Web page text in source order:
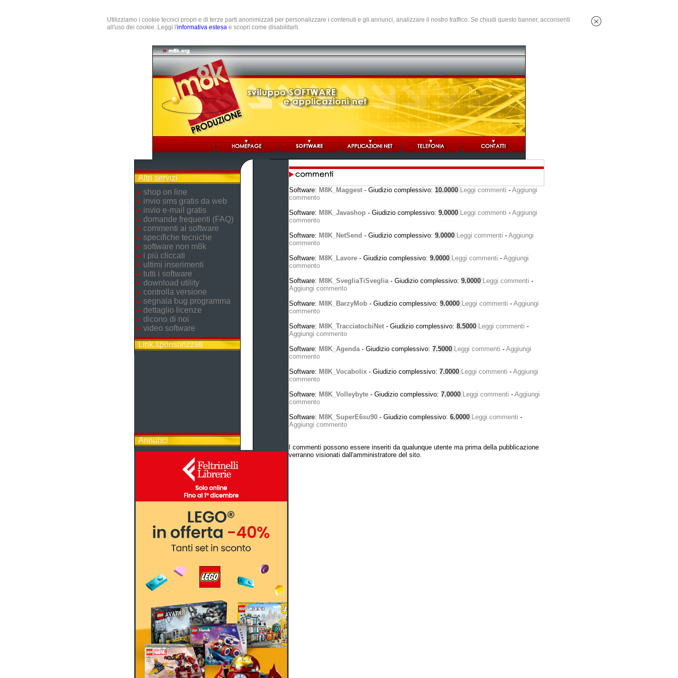
Utilizziamo i cookie tecnici propri e di terze parti anonimizzati per personalizzare i contenuti e gli annunci, analizzare il nostro traffico. Se chiudi questo banner, acconsenti
all'uso dei cookie. Leggi l'informativa estesa e scopri come disabilitarli.
Altri servizi
shop on line
invio sms gratis da web
invio e-mail gratis
domande frequenti (FAQ)
commenti ai software
specifiche tecniche
software non m8k
i più cliccati
ultimi inserimenti
tutti i software
download utility
controlla versione
segnala bug programma
dettaglio licenze
dicono di noi
video software
Link sponsorizzati
Annunci
Software: M8K_Maggest- Giudizio complessivo: 10.0000 Leggi commenti - Aggiungi
commento
Software: M8K_Javashop- Giudizio complessivo: 9.0000 Leggi commenti - Aggiungi
commento
Software: M8K_NetSend - Giudizio complessivo: 9.0000 Leggi commenti - Aggiungi
commento
Software: M8K_Lavore- Giudizio complessivo: 9.0000 Leggi commenti - Aggiungi
commento
Software: M8K_SvegliaTiSveglia- Giudizio complessivo: 9.0000 Leggi commenti -
Aggiungi commento
Software: M8K_BarzyMob- Giudizio complessivo: 9.0000 Leggi commenti - Aggiungi
commento
Software: M8K_TracciatocbiNet- Giudizio complessivo: 8.5000 Leggi commenti -
Aggiungi commento
Software: M8K_Agenda- Giudizio complessivo: 7.5000 Leggi commenti - Aggiungi
commento
Software: M8K_Vocabolix- Giudizio complessivo: 7.0000 Leggi commenti - Aggiungi
commento
Software: M8K_Volleybyte- Giudizio complessivo: 7.0000 Leggi commenti - Aggiungi
commento
Software: M8K_SuperE6su90- Giudizio complessivo: 6.0000 Leggi commenti -
Aggiungi commento
I commenti possono essere inseriti da qualunque utente ma prima della pubblicazione
verranno visionati dall'amministratore del sito.